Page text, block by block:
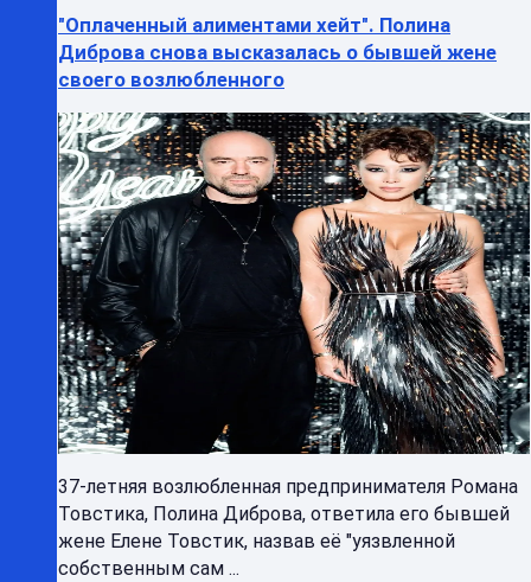
"Оплаченный алиментами хейт". Полина
Диброва снова высказалась о бывшей жене
своего возлюбленного
37-летняя возлюбленная предпринимателя Романа
Товстика, Полина Диброва, ответила его бывшей
жене Елене Товстик, назвав её "уязвленной
собственным сам ...